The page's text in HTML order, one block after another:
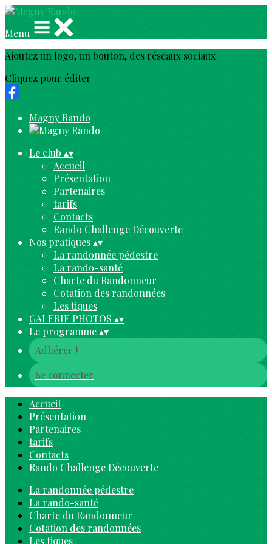
Menu
Ajoutez un logo, un bouton, des réseaux sociaux
Cliquez pour éditer
Magny Rando
Le club ▴▾
Accueil
Présentation
Partenaires
tarifs
Contacts
Rando Challenge Découverte
Nos pratiques▴▾
La randonnée pédestre
La rando-santé
Charte du Randonneur
Cotation des randonnées
Les tiques
GALERIE PHOTOS ▴▾
Le programme▴▾
Adhérer !
Se connecter
Accueil
Présentation
Partenaires
tarifs
Contacts
Rando Challenge Découverte
La randonnée pédestre
La rando-santé
Charte du Randonneur
Cotation des randonnées
Les tiques